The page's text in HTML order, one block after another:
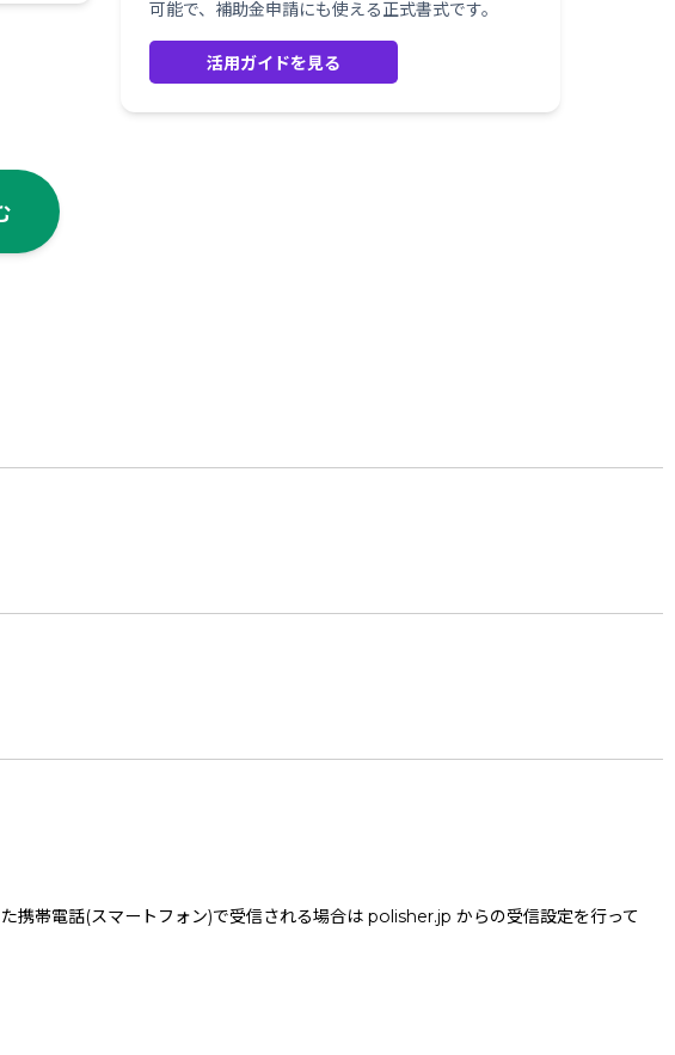
可能で、補助金申請にも使える正式書式です。
活用ガイドを見る
携帯電話(スマートフォン)で受信される場合は polisher.jp からの受信設定を行って